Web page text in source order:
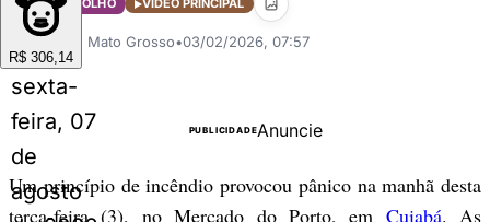
R$ 306,14
sexta-
feira, 07
de
agosto
VOVÔ DE OLHO VÍDEO PRINCIPAL
Perrengue Mato Grosso•03/02/2026, 07:57
PUBLICIDADEAnuncie
Um princípio de incêndio provocou pânico na manhã desta
terça-feira (3), no Mercado do Porto, em Cuiabá. As